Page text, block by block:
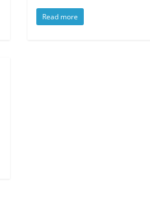
Read more